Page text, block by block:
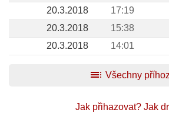
20.3.2018 17:19
20.3.2018
15:38
20.3.2018
14:01
toc Všechny
Jak přihazovat? Jak